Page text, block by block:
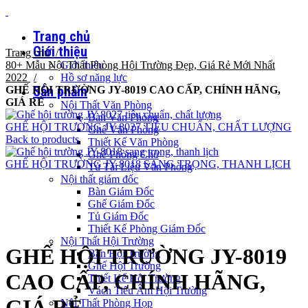
Trang chủ
Giới thiệu
Giới thiệu
Hồ sơ năng lực
Sản phẩm
Nội Thất Văn Phòng
Bàn Văn Phòng
Ghế Văn Phòng
Thiết Kế Văn Phòng
Ghế Phòng Chờ
Tủ Tài Liệu Văn Phòng
Nội thất giám đốc
Bàn Giám Đốc
Ghế Giám Đốc
Tủ Giám Đốc
Thiết Kế Phòng Giám Đốc
Nội Thất Hội Trường
Bàn Hội Trường
Ghế Hội Trường
Thiết Kế Hội Trường
Vách Tiêu Âm Hội Trường
Nội Thất Phòng Họp
Trang chủ
80+ Mẫu Nội Thất Phòng Hội Trường Đẹp, Giá Rẻ Mới Nhất
2022
GHẾ HỘI TRƯỜNG JY-8019 CAO CẤP, CHÍNH HÃNG,
GIÁ RẺ
GHẾ HỘI TRƯỜNG JY-8027 TIÊU CHUẨN, CHẤT LƯỢNG
Back to products
GHẾ HỘI TRƯỜNG JY-8018 SANG TRỌNG, THANH LỊCH
GHẾ HỘI TRƯỜNG JY-8019
CAO CẤP, CHÍNH HÃNG,